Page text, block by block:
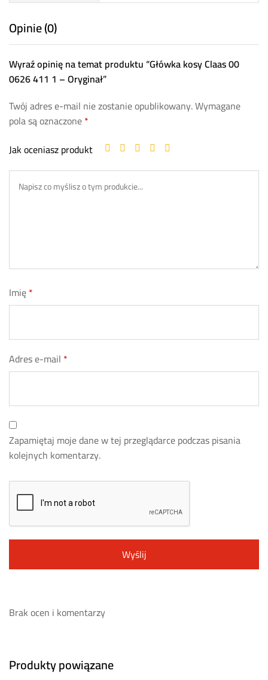
Opinie (0)
Wyraź opinię na temat produktu “Główka kosy Claas 00
0626 411 1 – Oryginał”
Twój adres e-mail nie zostanie opublikowany.Wymagane
pola są oznaczone*
Jak oceniasz produkt
Imię*
Adres e-mail *
Zapamiętaj moje dane w tej przeglądarce podczas pisania
kolejnych komentarzy.
Brak ocen i komentarzy
Produkty powiązane